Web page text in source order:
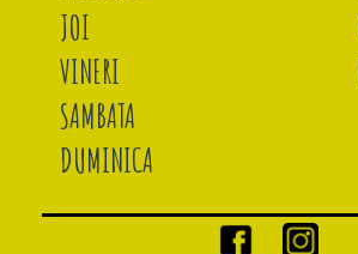
JOI
VINERI
SAMBATA
DUMINICA